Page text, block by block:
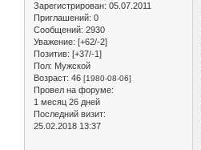
Зарегистрирован: 05.07.2011
Приглашений: 0
Сообщений: 2930
Уважение: [+62/-2]
Позитив: [+37/-1]
Пол: Мужской
Возраст: 46 [1980-08-06]
Провел на форуме:
1 месяц 26 дней
Последний визит:
25.02.2018 13:37